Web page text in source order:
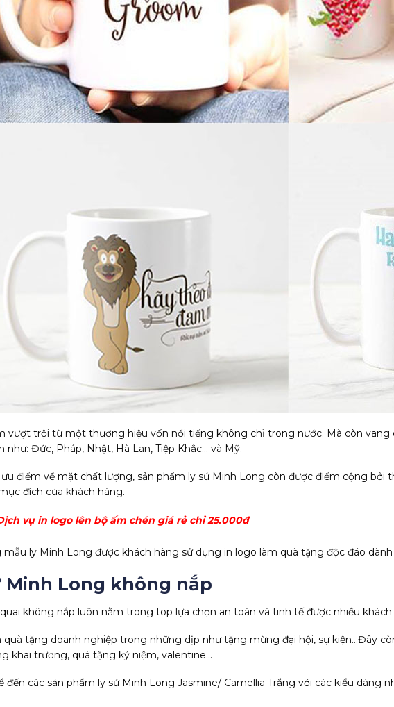
vượt trội từ một thương hiệu vốn nổi tiếng không chỉ trong nước. Mà còn
Đức, Pháp, Nhật, Hà Lan, Tiệp Khắc… và Mỹ.
điểm về mặt chất lượng, sản phẩm ly sứ Minh Long còn được điểm cộng bởi
đích của khách hàng.
vụ in logo lên bộ ấm chén giá rẻchỉ 25.000đ
mẫu ly Minh Long được khách hàng sử dụng in logo làm quà tặng độc đáo
Minh Long không nắp
không nắp luôn nằm trong top lựa chọn an toàn và tinh tế được nhiều khách
quà tặng doanh nghiệp trong những dịp như tặng mừng đại hội, sự kiện…Đây
khai trương, quà tặng kỷ niệm, valentine…
đến các sản phẩm ly sứ Minh Long Jasmine/ Camellia Trắng với các kiểu dáng